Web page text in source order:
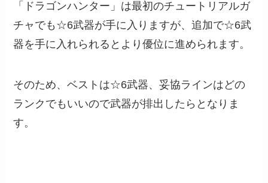
「ドラゴンハンター」は最初のチュートリアルガ
チャでも☆6武器が手に入りますが、追加で☆6武
器を手に入れられるとより優位に進められます。
そのため、ベストは☆6武器、妥協ラインはどの
ランクでもいいので武器が排出したらとなりま
す。